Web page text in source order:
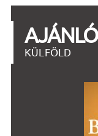
AJÁNLÓ
KÜLFÖLD